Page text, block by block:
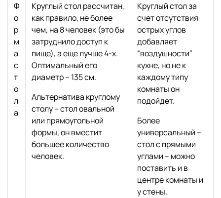
Ф
о
р
м
а
с
т
о
л
а
Круглый стол рассчитан,
как правило, не более
чем, на 8 человек (это бы
затруднило доступ к
пище), а еще лучше 4-х.
Оптимальный его
диаметр – 135 см.
Альтернатива круглому
столу – стол овальной
или прямоугольной
формы, он вместит
большее количество
человек.
Круглый стол за
счет отсутствия
острых углов
добавляет
“воздушности”
кухне, но не к
каждому типу
комнаты он
подойдет.
Более
универсальный –
стол с прямыми
углами – можно
поставить и в
центре комнаты и
у стены.